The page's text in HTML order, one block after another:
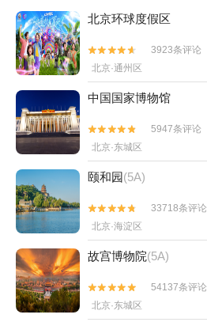
北京环球度假区


3923条评论
北京·通州区
中国国家博物馆


5947条评论
北京·东城区
颐和园(5A)


33718条评论
北京·海淀区
故宫博物院(5A)


54137条评论
北京·东城区